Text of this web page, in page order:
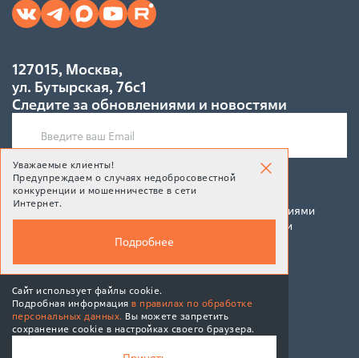
127015, Москва,
ул. Бутырская, 76с1
Следите за обновлениями и новостями
Подписаться
Подписываясь на рассылку, Вы соглашаетесь c условиями
политики конфиденциальности и политики обработки
персональных данных
© 2026 BPMSoft
Уважаемые клиенты!
Предупреждаем о случаях недобросовестной
конкуренции и мошенничестве в сети
Интернет.
Подробнее
Сайт использует файлы cookie.
Подробная информацияв правилах по обработке
персональных данных. Вы можете запретить
сохранение cookie в настройках своего браузера.